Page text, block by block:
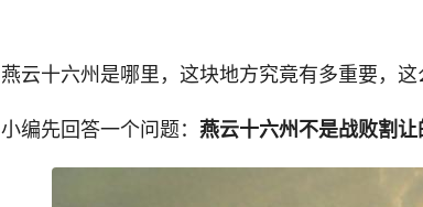
燕云十六州是哪里，这块地方究竟有多重要，这
小编先回答一个问题： 燕云十六州不是战败割让